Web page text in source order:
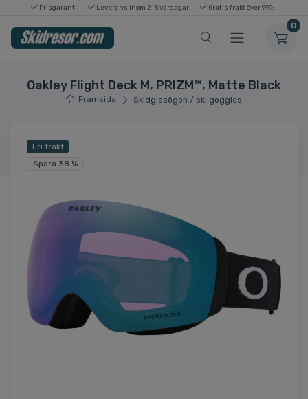
Prisgaranti Leverans inom 2-5 vardagar Gratis frakt över 999:-
0
Oakley Flight Deck M, PRIZM™, Matte Black
Framsida Skidglasögon / ski goggles
Fri frakt
Spara 38 %